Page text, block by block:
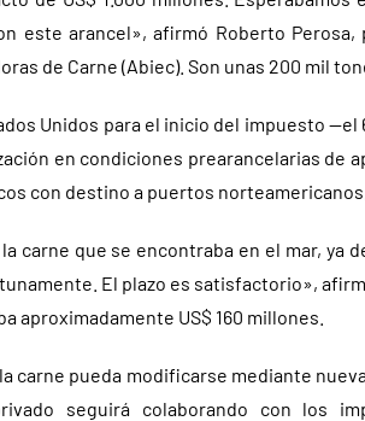
este arancel», afirmó Roberto
de Carne (Abiec). Son unas 200 mil
Unidos para el inicio del impuesto —el
en condiciones prearancelarias de
con destino a puertos norteamericanos.
carne que se encontraba en el mar, ya
El plazo es satisfactorio»,
aproximadamente US$ 160 millones.
carne pueda modificarse mediante
seguirá colaborando con los